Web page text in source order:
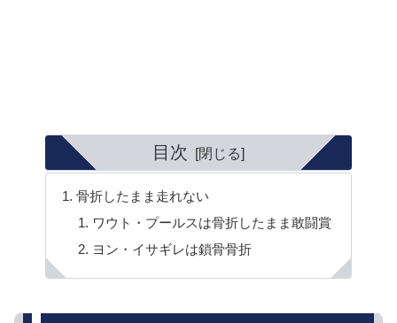
目次
骨折したまま走れない
ワウト・プールスは骨折したまま敢闘賞
ヨン・イサギレは鎖骨骨折